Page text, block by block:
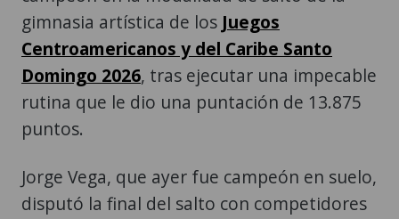
Domingo 2026, tras ejecutar una impecable
rutina que le dio una puntación de 13.875
puntos.
Jorge Vega, que ayer fue campeón en suelo,
de Puerto Rico, República Dominicana,
Colombia y Jamaica. En la final también